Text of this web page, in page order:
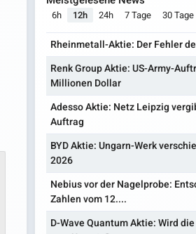
6h 12h 24h 7 Tage 30 Tage
Rheinmetall-Aktie: Der Fehler
Renk Group Aktie: US-Army-
Millionen Dollar
Adesso Aktie: Netz Leipzig
Auftrag
BYD Aktie: Ungarn-Werk
2026
Nebius vor der Nagelprobe:
Zahlen vom 12....
D-Wave Quantum Aktie: Wird